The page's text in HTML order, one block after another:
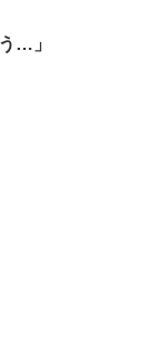
…」